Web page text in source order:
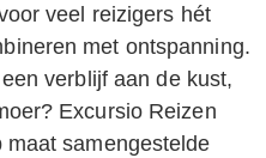
veel reizigers hét
met ontspanning.
verblijf aan de kust,
Excursio Reizen
samengestelde